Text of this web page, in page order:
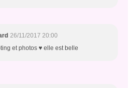
26/11/2017 20:00
et photos ♥ elle est belle